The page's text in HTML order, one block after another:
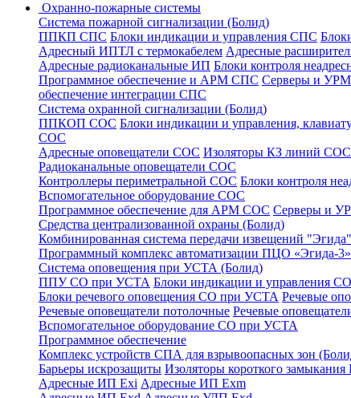
Охранно-пожарные системы
Система пожарной сигнализации (Болид)
ППКП СПС Блоки индикации и управления СПС
Адресный ИПТЛ с термокабелем Адресные
Адресные радиоканальные ИП Блоки контроля
Программное обеспечение и АРМ СПС Серверы и
обеспечение интеграции СПС
Система охранной сигнализации (Болид)
ППКОП СОС Блоки индикации и управления,
СОС
Адресные оповещатели СОС Изоляторы КЗ линий СОС
Радиоканальные оповещатели СОС
Контроллеры периметральной СОС Блоки контроля
Вспомогательное оборудование СОС
Программное обеспечение для АРМ СОС Серверы и
Средства централизованной охраны (Болид)
Комбинированная система передачи извещений
Программный комплекс автоматизации ПЦО
Система оповещения при УСТА (Болид)
ППУ СО при УСТА Блоки индикации и управления
Блоки речевого оповещения СО при УСТА Речевые
Речевые оповещатели потолочные Речевые
Вспомогательное оборудование СО при УСТА
Программное обеспечение
Комплекс устройств СПА для взрывоопасных зон
Барьеры искрозащиты Изоляторы короткого замыкания
Адресные ИП Exi Адресные ИП Exm